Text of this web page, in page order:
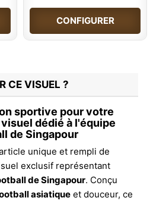
CONFIGURER
CE VISUEL ?
sportive pour votre
dédié à l'équipe
de Singapour
unique et rempli de
exclusif représentant
de Singapour. Conçu
asiatique et douceur, ce